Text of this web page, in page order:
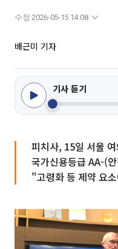
수정 2026-05-15 14:08
배근미 기자
기사 듣기
피치사, 15일 서울
국가신용등급 AA-(
"고령화 등 제약 요